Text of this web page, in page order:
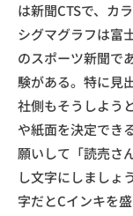
は新聞CTSで、カ
シグマグラフは富
のスポーツ新聞で
験がある。特に見
社側もそうしよう
や紙面を決定でき
願いして「読売さ
し文字にしましょ
字だとCインキを